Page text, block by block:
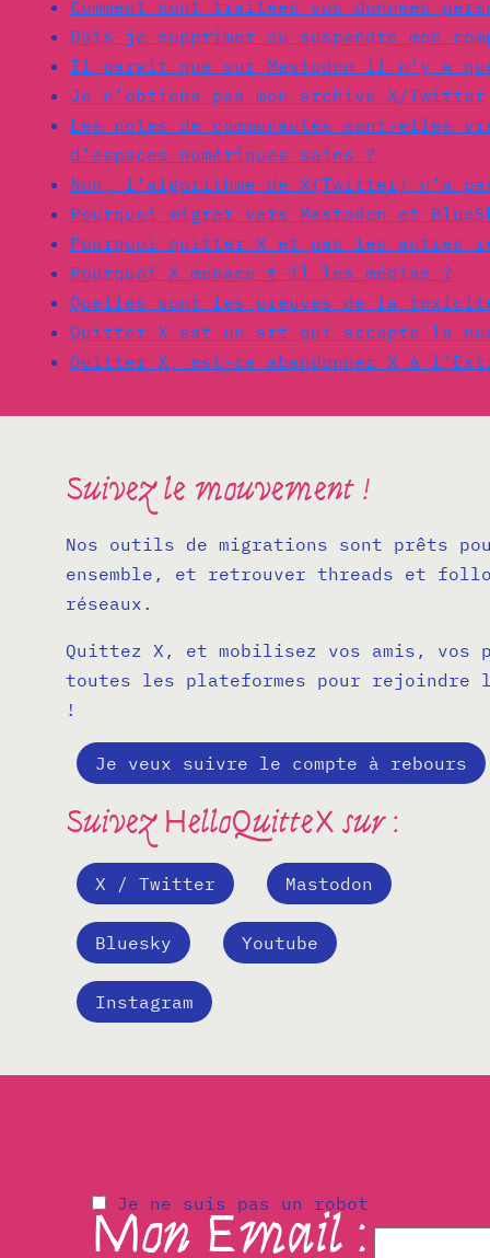
Comment sont traitées vos données
Dois-je supprimer ou suspendre mon
Il parait que sur Mastodon il n’y a
Je n’obtiens pas mon archive X/Twitter
Les notes de communautés sont-elles
d’espaces numériques sains ?
Non, l’algorithme de X(Twitter) n’a
Pourquoi migrer vers Mastodon et
Pourquoi quitter X et pas les autres
Pourquoi X menace-t-il les médias ?
Quelles sont les preuves de la
Quitter X est un art qui accepte la
Quitter X, est-ce abandonner X à
Suivez le mouvement !
Nos outils de migrations sont prêts
ensemble, et retrouver threads et
réseaux.
Quittez X, et mobilisez vos amis, vos
toutes les plateformes pour rejoindre
!
Je veux suivre le compte à rebours
Suivez HelloQuitteX sur :
X / Twitter Mastodon
Bluesky Youtube
Instagram
Je ne suis pas un robot
Mon Email :